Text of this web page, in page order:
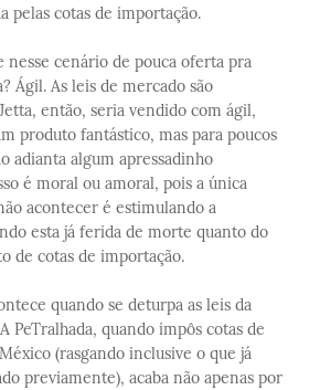
pelas cotas de importação.
nesse cenário de pouca oferta pra
Ágil. As leis de mercado são
então, seria vendido com ágil,
produto fantástico, mas para poucos
adianta algum apressadinho
é moral ou amoral, pois a única
acontecer é estimulando a
esta já ferida de morte quanto do
de cotas de importação.
quando se deturpa as leis da
PeTralhada, quando impôs cotas de
(rasgando inclusive o que já
previamente), acaba não apenas por